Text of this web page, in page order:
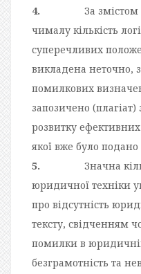
4. За
чималу кількість
суперечливих
викладена неточно,
помилкових
запозичено (плагіат)
розвитку
якої вже було
5. Значна
юридичної техніки
про відсутність
тексту, свідченням
помилки в
безграмотність та